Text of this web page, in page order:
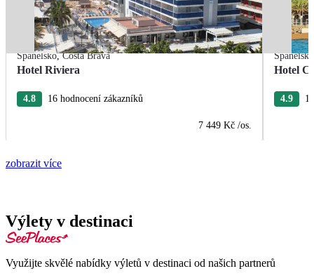
Španělsko,Costa Brava
Hotel Riviera
4.8 16 hodnocení zákazníků
7 449 Kč /os.
Španělsko
Hotel
4.9
zobrazit více
Výlety v destinaci
Využijte skvělé nabídky výletů v destinaci od našich partnerů